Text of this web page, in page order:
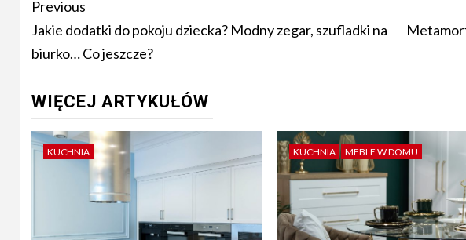
Post
navigation
Previous
Jakie dodatki do pokoju dziecka? Modny zegar, szufladki na
biurko… Co jeszcze?
WIĘCEJ ARTYKUŁÓW
KUCHNIA KUCHNIA MEBLE W DOMU